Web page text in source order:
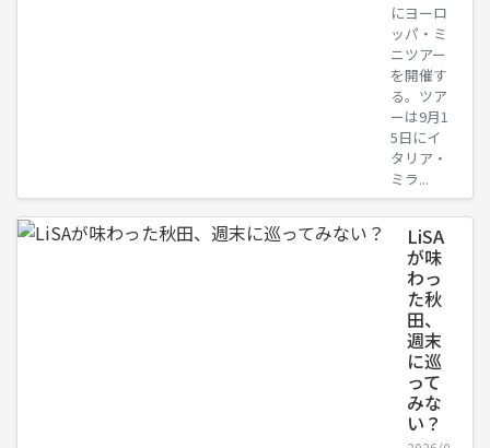
にヨーロ
ッパ・ミ
ニツアー
を開催す
る。ツア
ーは9月1
5日にイ
タリア・
ミラ...
LiSA
が味
わっ
た秋
田、
週末
に巡
って
みな
い？